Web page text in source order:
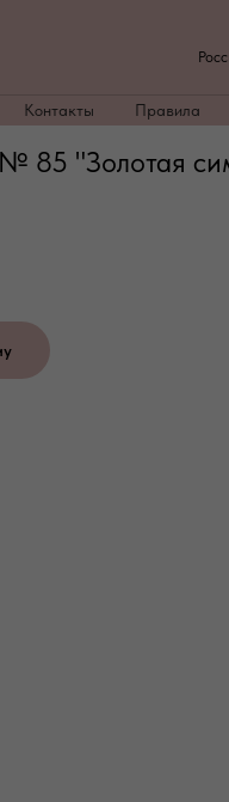
Контакты Правила
85 "Золотая